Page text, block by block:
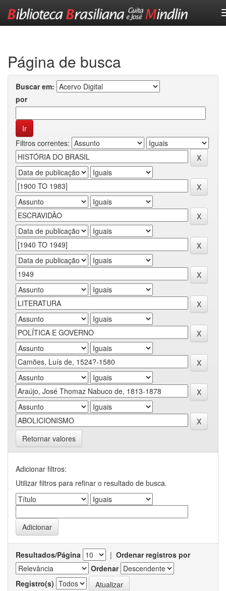
Página de busca
Buscar em:
por
Filtros correntes:
Retornar valores
Adicionar filtros:
Utilizar filtros para refinar o resultado de busca.
Resultados/Página | Ordenar registros por
Ordenar
Registro(s)